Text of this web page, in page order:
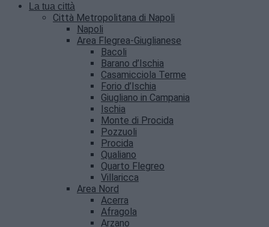
La tua città
Città Metropolitana di Napoli
Napoli
Area Flegrea-Giuglianese
Bacoli
Barano d’Ischia
Casamicciola Terme
Forio d’Ischia
Giugliano in Campania
Ischia
Monte di Procida
Pozzuoli
Procida
Qualiano
Quarto Flegreo
Villaricca
Area Nord
Acerra
Afragola
Arzano